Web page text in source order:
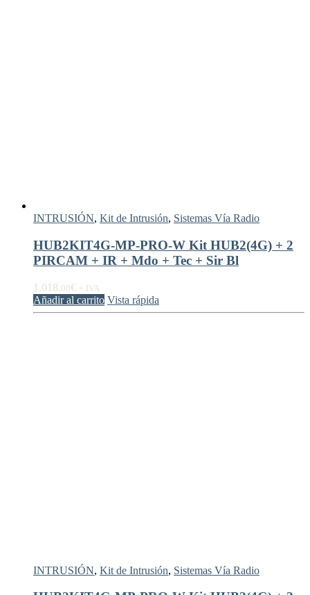
INTRUSIÓN, Kit de Intrusión, Sistemas Vía Radio
HUB2KIT4G-MP-PRO-W Kit HUB2(4G) + 2
PIRCAM + IR + Mdo + Tec + Sir Bl
1.018,00€ + IVA
Añadir al carrito Vista rápida
INTRUSIÓN, Kit de Intrusión, Sistemas Vía Radio